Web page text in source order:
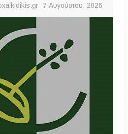
7 Αυγούστου, 2026